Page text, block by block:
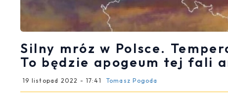
Silny mróz w Polsce.
To będzie apogeum tej fali
19 listopad 2022 - 17:41 Tomasz Pogoda